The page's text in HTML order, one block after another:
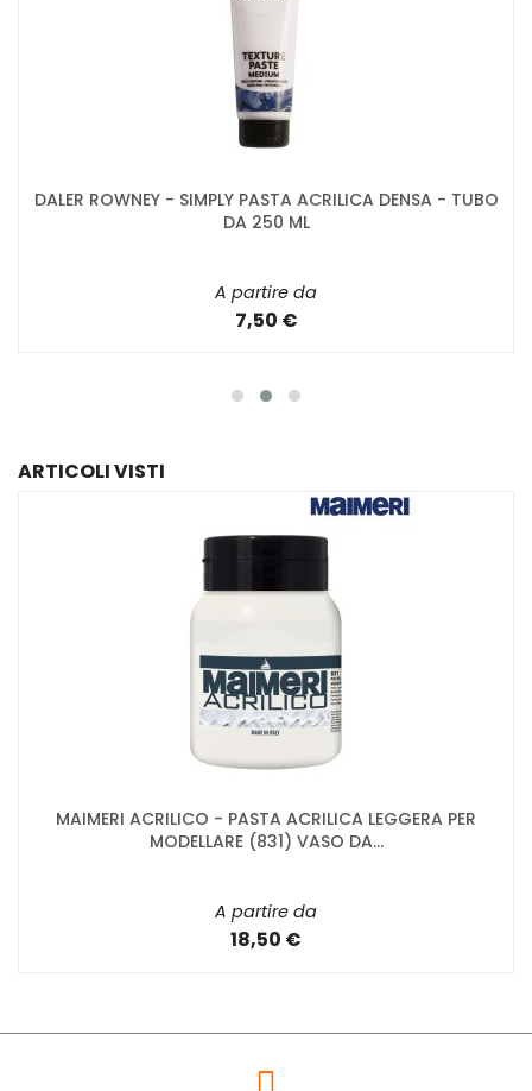
DALER ROWNEY - SIMPLY PASTA ACRILICA DENSA - TUBO
DA 250 ML
A partire da
7,50 €
ARTICOLI VISTI
MAIMERI ACRILICO - PASTA ACRILICA LEGGERA PER
MODELLARE (831) VASO DA...
A partire da
18,50 €